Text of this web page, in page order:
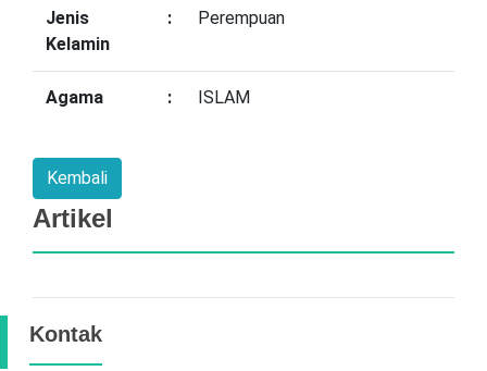
Jenis
Kelamin
: Perempuan
Agama : ISLAM
Artikel
Kontak